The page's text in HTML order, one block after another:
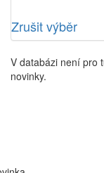
Zrušit výběr
V databázi není pro
novinky.